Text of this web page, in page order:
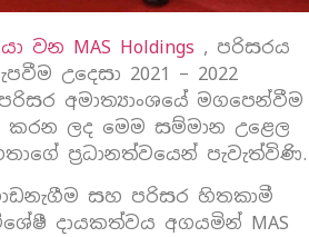
MAS Holdings , පරිසරය
උදෙසා 2021 – 2022
අමාත්‍යාංශයේ මගපෙන්වීම
කරන ලද මෙම සම්මාන උළෙල
ප‍්‍රධානත්වයෙන් පැවැත්විණි.
සහ පරිසර හිතකාමී
දායකත්වය අගයමින් MAS